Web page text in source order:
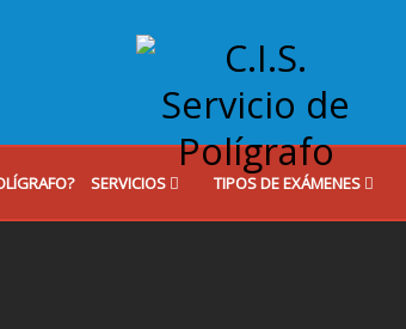
SERVICIOS TIPOS DE EXÁMENES